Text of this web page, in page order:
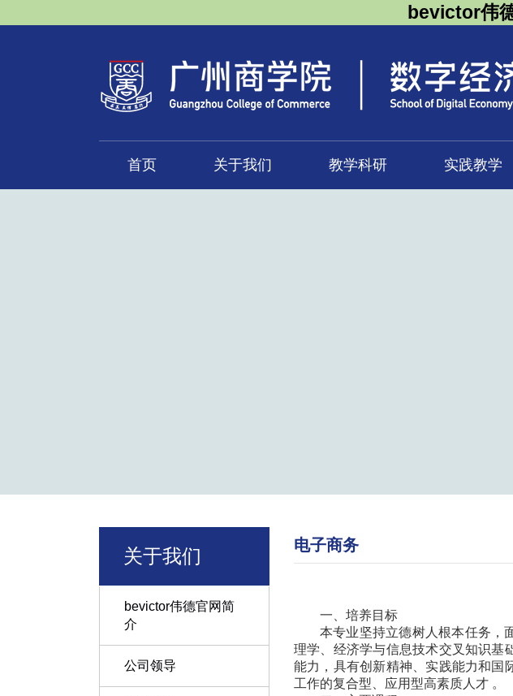
bevictor伟
首页 关于我们 教学科研 实践教学
关于我们
bevictor伟德官网简
介
公司领导
电子商务
一、培养目标
本专业坚持立德树人根本任务，
理学、经济学与信息技术交叉知识基
能力，具有创新精神、实践能力和国
工作的复合型、应用型高素质人才 。